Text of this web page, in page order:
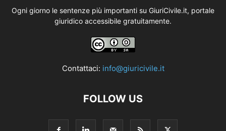
Ogni giorno le sentenze più importanti su GiuriCivile.it, portale
giuridico accessibile gratuitamente.
Contattaci: info@giuricivile.it
FOLLOW US